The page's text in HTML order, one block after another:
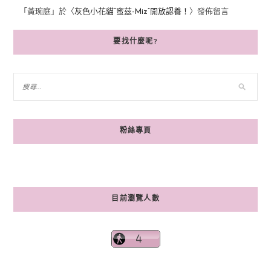
「 黃琬庭」於〈灰色小花貓“蜜茲-Miz”開放認養！ 〉發佈留言
要找什麼呢?
粉絲專頁
目前瀏覽人數